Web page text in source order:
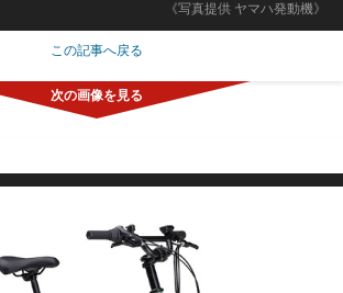
《写真提供 ヤマハ発動機》
この記事へ戻る